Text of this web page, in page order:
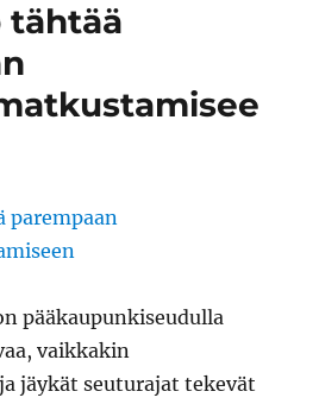
tähtää
pääkaupunkiseudulla
vaikkakin
jäykät seuturajat tekevät